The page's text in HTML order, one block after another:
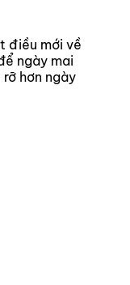
điều mới về
ngày mai
hơn ngày